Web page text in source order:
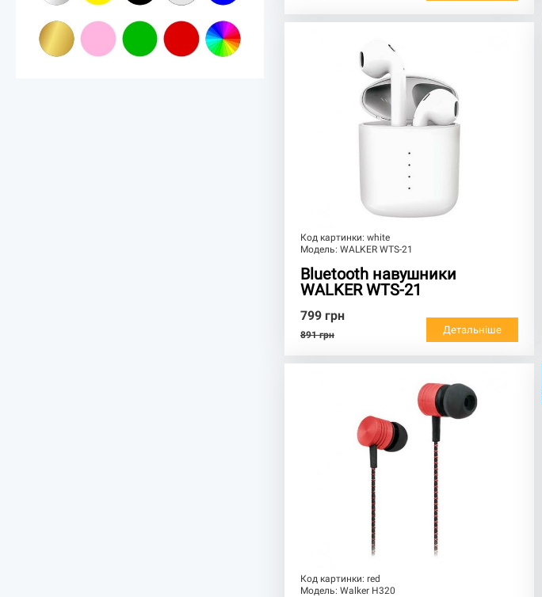
Код картинки:white
Модель:WALKER WTS-21
Bluetooth навушники
WALKER WTS-21
799 грн
891 грн Детальніше
Код картинки:red
Модель:Walker H320